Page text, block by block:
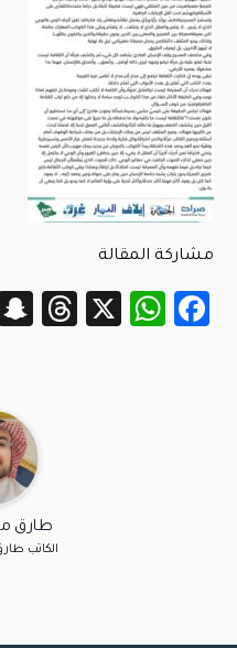
مشاركة المقالة
Facebook
X
طارق
الكاتب